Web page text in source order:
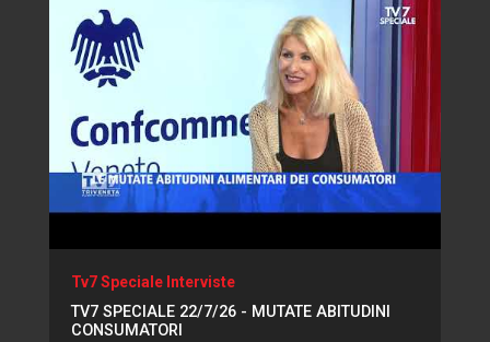
Tv7 Speciale Interviste
TV7 SPECIALE 22/7/26 - MUTATE ABITUDINI
CONSUMATORI